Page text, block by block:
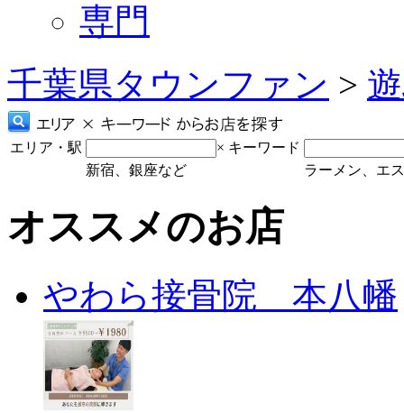
専門
千葉県タウンファン >
エリア・駅 × キーワード
新宿、銀座など
ラーメン、エ
オススメのお店
やわら接骨院 本八幡